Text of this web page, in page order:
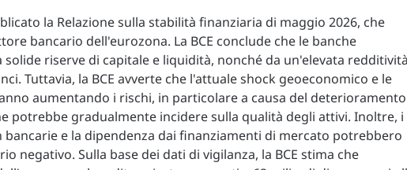
la Relazione sulla stabilità finanziaria di maggio 2026, che
bancario dell'eurozona. La BCE conclude che le banche
riserve di capitale e liquidità, nonché da un'elevata redditività
Tuttavia, la BCE avverte che l'attuale shock geoeconomico e le
aumentando i rischi, in particolare a causa del deterioramento
potrebbe gradualmente incidere sulla qualità degli attivi. Inoltre, i
e la dipendenza dai finanziamenti di mercato potrebbero
negativo. Sulla base dei dati di vigilanza, la BCE stima che